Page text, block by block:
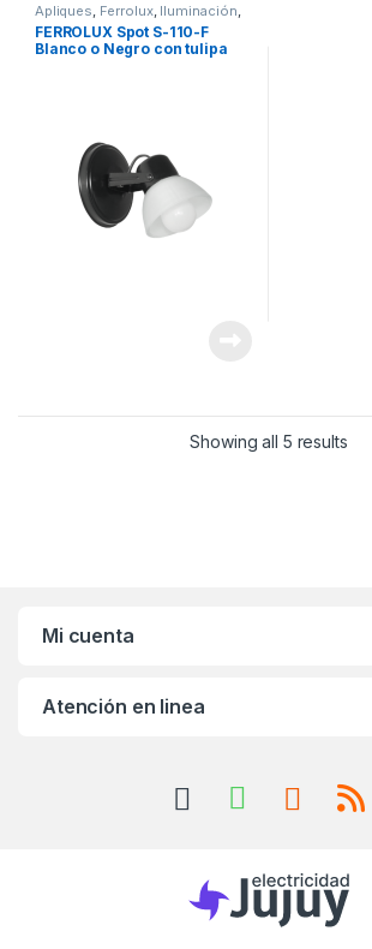
Apliques Ferrolux, Iluminación
Marcas
FERROLUX Spot S-110-F
Blanco o Negro con tulipa
Showing all 5 results
Mi cuenta
Atención en linea